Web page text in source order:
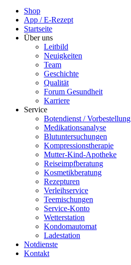
Shop
App / E-Rezept
Startseite
Über uns
Leitbild
Neuigkeiten
Team
Geschichte
Qualität
Forum Gesundheit
Karriere
Service
Botendienst / Vorbestellung
Medikationsanalyse
Blutuntersuchungen
Kompressionstherapie
Mutter-Kind-Apotheke
Reiseimpfberatung
Kosmetikberatung
Rezepturen
Verleihservice
Teemischungen
Service-Konto
Wetterstation
Kondomautomat
Ladestation
Notdienste
Kontakt